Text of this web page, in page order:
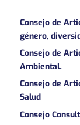
Consejo de
género,
Consejo de
AmbientaL
Consejo de
Salud
Consejo